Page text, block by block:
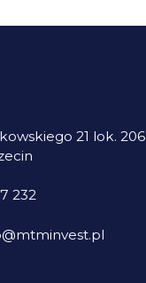
21 lok. 206
232